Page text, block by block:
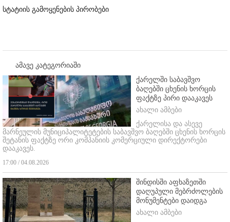
სტატიის გამოყენების პირობები
ამავე კატეგორიაში
ქარელში საბავშვო
ბაღებში ცხენის ხორცის
ფაქტზე პირი დააკავეს
ახალი ამბები
ქარელისა და ასევე
მარნეულის მუნიციპალიტეტების საბავშვო ბაღებში ცხენის ხორცის
შეტანის ფაქტზე ორი კომპანიის კომერციული დირექტორები
დააკავეს.
17:00 / 04.08.2026
შინდისში აფხაზეთში
დაღუპული მებრძოლების
მონუმენტები დაიდგა
ახალი ამბები